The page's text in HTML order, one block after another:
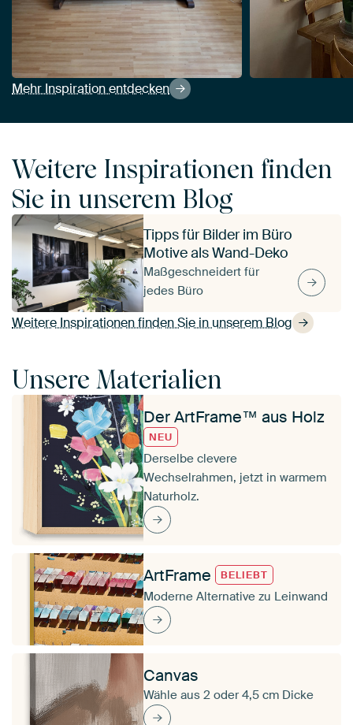
Mehr Inspiration entdecken
Weitere Inspirationen finden
Sie in unserem Blog
Weitere Inspirationen finden Sie in unserem Blog
Tipps für Bilder im Büro
Motive als Wand-Deko
Maßgeschneidert für
jedes Büro
Unsere Materialien
Der ArtFrame™ aus Holz
NEU
Derselbe clevere
Wechselrahmen, jetzt in warmem
Naturholz.
ArtFrame BELIEBT
Moderne Alternative zu Leinwand
Canvas
Wähle aus 2 oder 4,5 cm Dicke